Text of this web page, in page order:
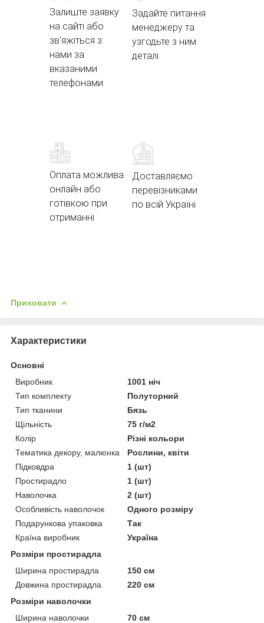
Залиште заявку
на сайті або
зв'яжіться з
нами за
вказаними
телефонами
Задайте питання
менеджеру та
узгодьте з ним
деталі
Оплата можлива
онлайн або
готівкою при
отриманні
Доставляємо
перевізниками
по всій Україні
Приховати
Характеристики
Основні
Виробник
1001 ніч
Тип комплекту
Полуторний
Тип тканини
Бязь
Щільність
75 г/м2
Колір
Різні кольори
Тематика декору, малюнка
Рослини, квіти
Підковдра
1 (шт)
Простирадло
1 (шт)
Наволочка
2 (шт)
Особливість наволочок
Одного розміру
Подарункова упаковка
Так
Країна виробник
Україна
Розміри простирадла
Ширина простирадла
150 см
Довжина простирадла
220 см
Розміри наволочки
Ширина наволочки
70 см